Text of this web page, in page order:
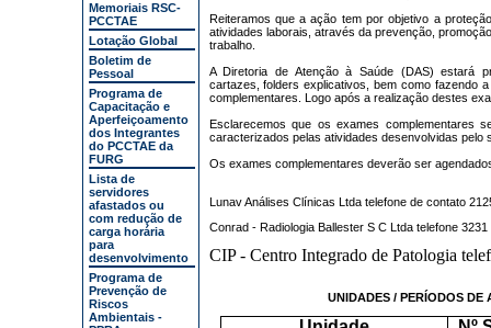
Memoriais RSC-
PCCTAE
Lotação Global
Boletim de
Pessoal
Programa de
Capacitação e
Aperfeiçoamento
dos Integrantes
do PCCTAE da
FURG
Lista de
servidores
afastados ou
com redução de
carga horária
para
desenvolvimento
Programa de
Prevenção de
Riscos
Ambientais -
Reiteramos que a ação tem por objetivo a
atividades laborais, através da prevenção,
trabalho.
A Diretoria de Atenção à Saúde (DAS) estará
cartazes, folders explicativos, bem como fazendo
complementares. Logo após a realização destes
Esclarecemos que os exames complementares
caracterizados pelas atividades desenvolvidas pelo
Os exames complementares deverão ser
Lunav Análises Clínicas Ltda telefone de contato
Conrad - Radiologia Ballester S C Ltda telefone
CIP - Centro Integrado de Patologia
UNIDADES / PERÍODOS DE